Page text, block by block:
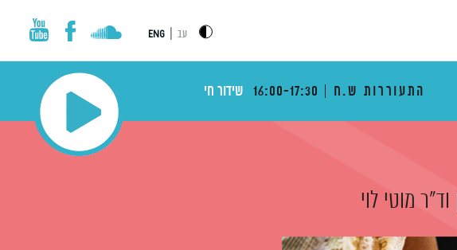
עב ENG
התעוררות ש.ח 16:00-17:30 שידור חי
וד"ר מוטי לוי